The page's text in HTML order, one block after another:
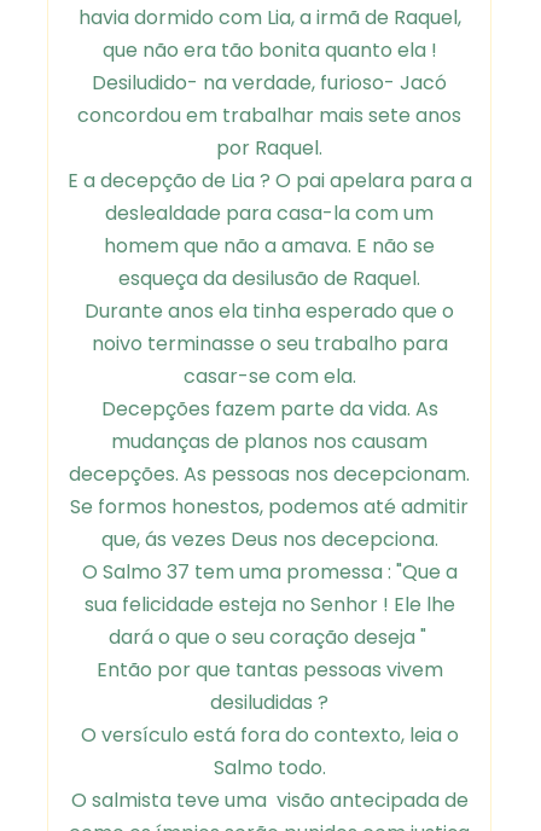
havia dormido com Lia, a irmã de Raquel,
que não era tão bonita quanto ela !
Desiludido- na verdade, furioso- Jacó
concordou em trabalhar mais sete anos
por Raquel.
E a decepção de Lia ? O pai apelara para a
deslealdade para casa-la com um
homem que não a amava. E não se
esqueça da desilusão de Raquel.
Durante anos ela tinha esperado que o
noivo terminasse o seu trabalho para
casar-se com ela.
Decepções fazem parte da vida. As
mudanças de planos nos causam
decepções. As pessoas nos decepcionam.
Se formos honestos, podemos até admitir
que, ás vezes Deus nos decepciona.
O Salmo 37 tem uma promessa : "Que a
sua felicidade esteja no Senhor ! Ele lhe
dará o que o seu coração deseja "
Então por que tantas pessoas vivem
desiludidas ?
O versículo está fora do contexto, leia o
Salmo todo.
O salmista teve uma visão antecipada de